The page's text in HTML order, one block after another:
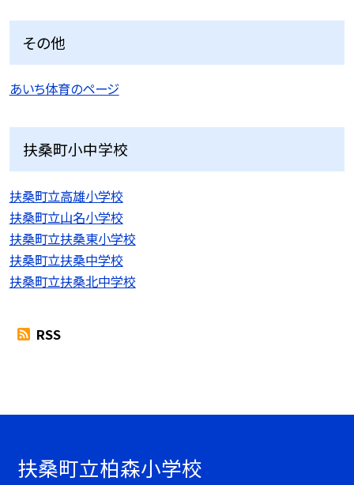
その他
あいち体育のページ
扶桑町小中学校
扶桑町立高雄小学校
扶桑町立山名小学校
扶桑町立扶桑東小学校
扶桑町立扶桑中学校
扶桑町立扶桑北中学校
RSS
扶桑町立柏森小学校